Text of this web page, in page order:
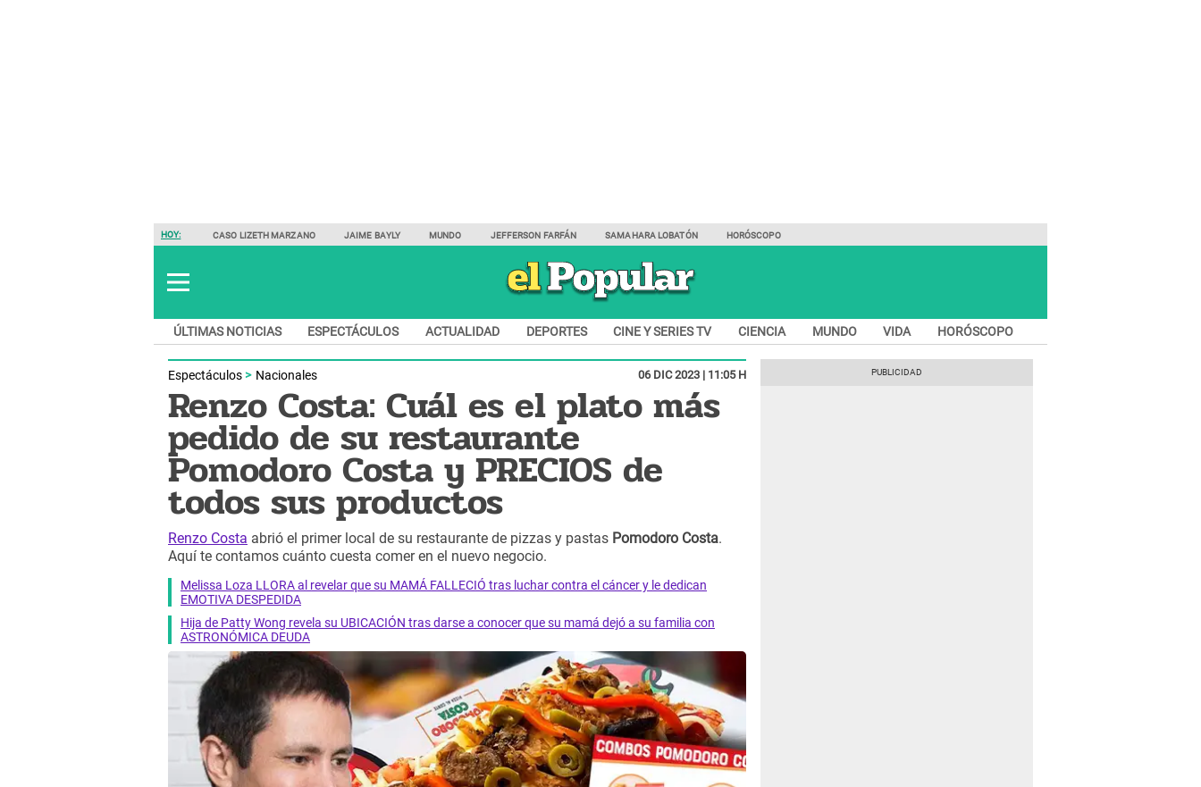
HOY: CASO LIZETH MARZANO JAIME BAYLY MUNDO JEFFERSON FARFÁN SAMAHARA LOBATÓN HORÓSCOPO
ÚLTIMAS NOTICIAS ESPECTÁCULOS ACTUALIDAD DEPORTES CINE Y SERIES TV CIENCIA MUNDO VIDA HORÓSCOPO
Espectáculos Nacionales 06 DIC 2023 | 11:05 H
Renzo Costa: Cuál es el plato más
pedido de su restaurante
Pomodoro Costa y PRECIOS de
todos sus productos
Renzo Costa abrió el primer local de su restaurante de pizzas y pastas Pomodoro Costa.
Aquí te contamos cuánto cuesta comer en el nuevo negocio.
Melissa Loza LLORA al revelar que su MAMÁ FALLECIÓ tras luchar contra el cáncer y le dedican
EMOTIVA DESPEDIDA
Hija de Patty Wong revela su UBICACIÓN tras darse a conocer que su mamá dejó a su familia con
ASTRONÓMICA DEUDA